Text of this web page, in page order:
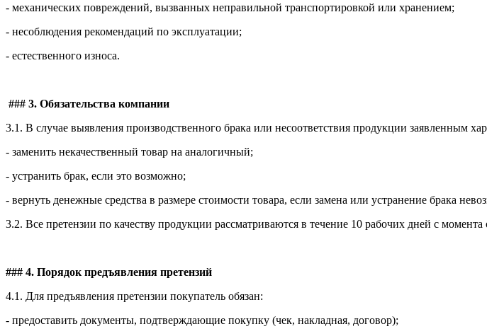
- механических повреждений, вызванных неправильной транспортировкой или хранением;
- несоблюдения рекомендаций по эксплуатации;
- естественного износа.
### 3. Обязательства компании
3.1. В случае выявления производственного брака или несоответствия продукции заявленным
- заменить некачественный товар на аналогичный;
- устранить брак, если это возможно;
- вернуть денежные средства в размере стоимости товара, если замена или устранение брака
3.2. Все претензии по качеству продукции рассматриваются в течение 10 рабочих дней с
### 4. Порядок предъявления претензий
4.1. Для предъявления претензии покупатель обязан:
- предоставить документы, подтверждающие покупку (чек, накладная, договор);